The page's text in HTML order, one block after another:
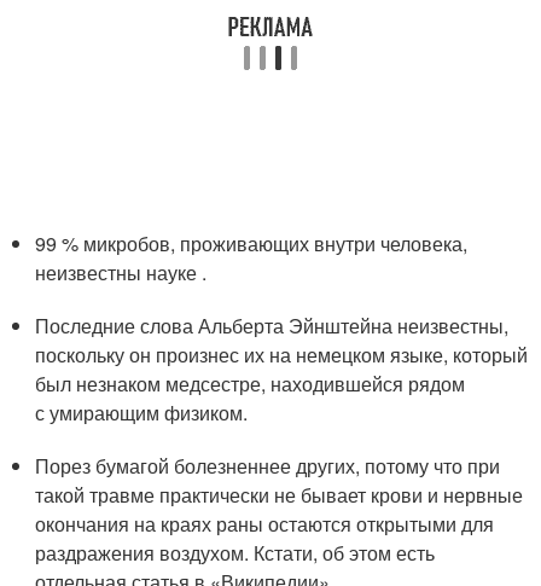
99 % микробов, проживающих внутри человека,
неизвестны науке .
Последние слова Альберта Эйнштейна неизвестны,
поскольку он произнес их на немецком языке, который
был незнаком медсестре, находившейся рядом
с умирающим физиком.
Порез бумагой болезненнее других, потому что при
такой травме практически не бывает крови и нервные
окончания на краях раны остаются открытыми для
раздражения воздухом. Кстати, об этом есть